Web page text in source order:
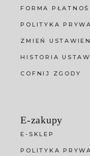
FORMA
POLITYKA
ZMIEŃ
HISTORIA
COFNIJ ZGODY
E-zakupy
E-SKLEP
POLITYKA